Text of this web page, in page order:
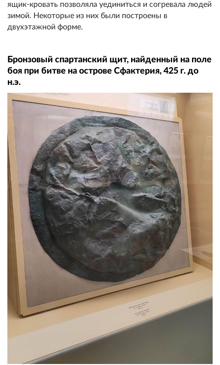
ящик-кровать позволяла уединиться и согревала людей
зимой. Некоторые из них были построены в
двухэтажной форме.
Бронзовый спартанский щит, найденный на поле
боя при битве на острове Сфактерия, 425 г. до
н.э.